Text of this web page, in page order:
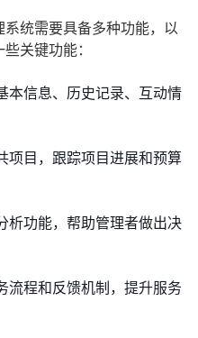
统需要具备多种功能，以
关键功能：
本信息、历史记录、互动情
项目，跟踪项目进展和预算
析功能，帮助管理者做出决
流程和反馈机制，提升服务